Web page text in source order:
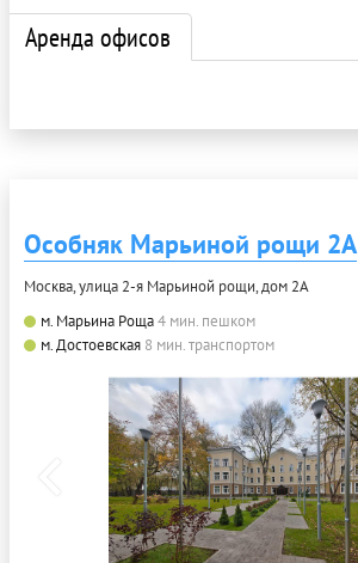
Аренда офисов
Особняк Марьиной рощи 2А
Москва, улица 2-я Марьиной рощи, дом 2А
м. Марьина Роща4 мин. пешком
м. Достоевская 8 мин. транспортом